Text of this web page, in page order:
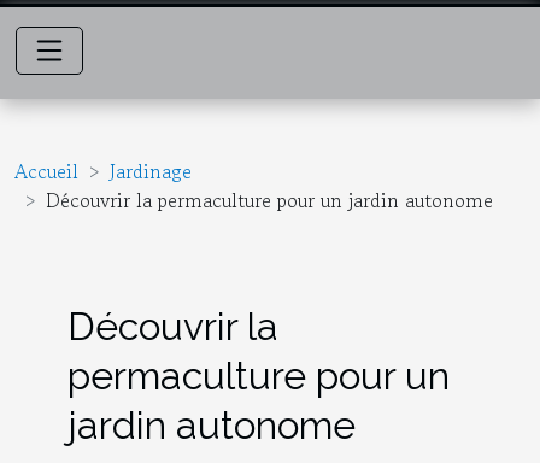
Accueil
Jardinage
Découvrir la permaculture pour un jardin autonome
Découvrir la
permaculture pour un
jardin autonome